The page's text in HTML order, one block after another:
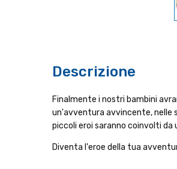
Descrizione
Finalmente i nostri bambini
un'avventura avvincente, nelle
piccoli eroi saranno coinvolti da
Diventa l'eroe della tua